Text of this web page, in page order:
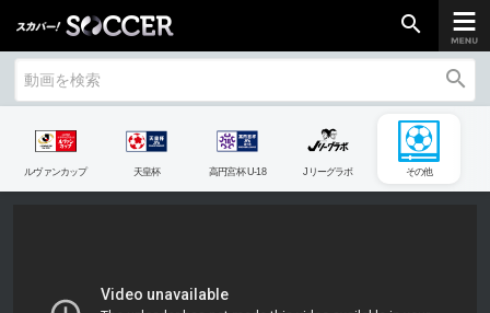
ご加入はこちら chevron_right
search
search
ルヴァンカップ 天皇杯 高円宮杯 U-18 Jリーグラボ その他